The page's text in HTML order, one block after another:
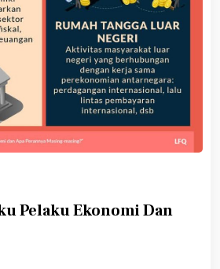
Pelaku Ekonomi Dan